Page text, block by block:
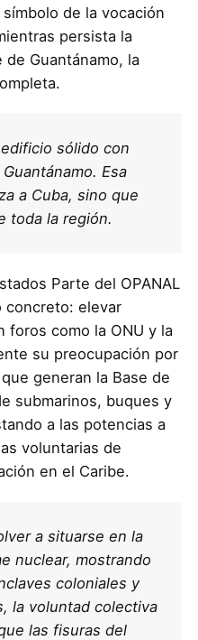
de la vocación
persista la
Guantánamo, la
sólido con
Esa
a Cuba, sino que
toda la región.
Parte del OPANAL
concreto: elevar
foros como la ONU y la
su preocupación por
generan la Base de
submarinos, buques y
a las potencias a
voluntarias de
en el Caribe.
a situarse en la
nuclear, mostrando
coloniales y
la voluntad colectiva
las fisuras del